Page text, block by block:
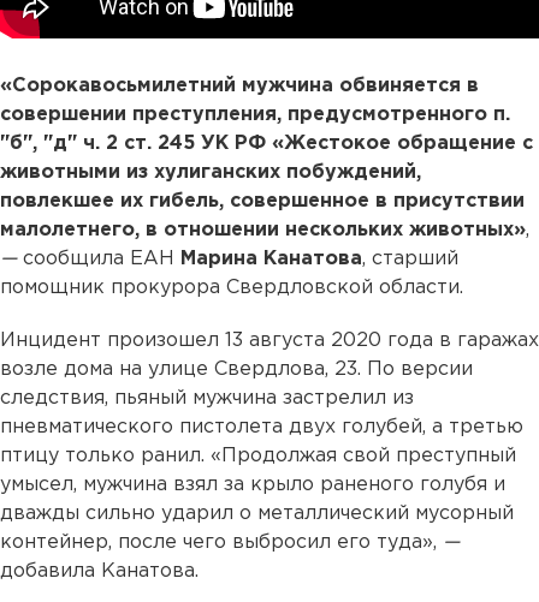
«Сорокавосьмилетний мужчина обвиняется в
совершении преступления, предусмотренного п.
"б", "д" ч. 2 ст. 245 УК РФ «Жестокое обращение с
животными из хулиганских побуждений,
повлекшее их гибель, совершенное в присутствии
малолетнего, в отношении нескольких животных»,
—сообщила ЕАН Марина Канатова, старший
помощник прокурора Свердловской области.
Инцидент произошел 13 августа 2020 года в гаражах
возле дома на улице Свердлова, 23. По версии
следствия, пьяный мужчина застрелил из
пневматического пистолета двух голубей, а третью
птицу только ранил. «Продолжая свой преступный
умысел, мужчина взял за крыло раненого голубя и
дважды сильно ударил о металлический мусорный
контейнер, после чего выбросил его туда», —
добавила Канатова.